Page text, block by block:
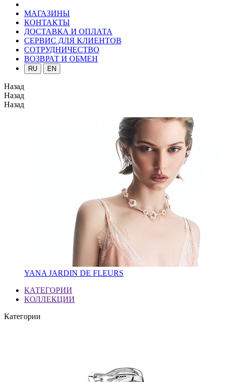
МАГАЗИНЫ
КОНТАКТЫ
ДОСТАВКА И ОПЛАТА
СЕРВИС ДЛЯ КЛИЕНТОВ
СОТРУДНИЧЕСТВО
ВОЗВРАТ И ОБМЕН
RU EN
Назад
Назад
Назад
YANA JARDIN DE FLEURS
КАТЕГОРИИ
КОЛЛЕКЦИИ
Категории